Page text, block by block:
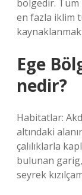
bölgedir. Tüm
en fazla iklim
Ege
nedir?
Habitatlar:
altındaki
çalılıklarla
bulunan
seyrek